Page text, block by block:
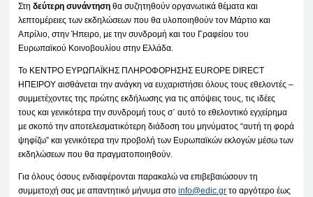
Στηδεύτερη συνάντηση θα συζητηθούν οργανωτικά θέματα και
λεπτομέρειες των εκδηλώσεων που θα υλοποιηθούν τον Μάρτιο και
Απρίλιο, στην Ήπειρο, με την συνδρομή και του Γραφείου του
Ευρωπαϊκού Κοινοβουλίου στην Ελλάδα.
Το ΚΕΝΤΡΟ ΕΥΡΩΠΑΪΚΗΣ ΠΛΗΡΟΦΟΡΗΣΗΣ EUROPE DIRECT
ΗΠΕΙΡΟΥ αισθάνεται την ανάγκη να ευχαριστήσει όλους τους εθελοντές –
συμμετέχοντες της πρώτης εκδήλωσης για τις απόψεις τους, τις ιδέες
τους και γενικότερα την συνδρομή τους σ΄ αυτό το εθελοντικό εγχείρημα
με σκοπό την αποτελεσματικότερη διάδοση του μηνύματος “αυτή τη φορά
ψηφίζω” και γενικότερα την προβολή των Ευρωπαϊκών εκλογών μέσω των
εκδηλώσεων που θα πραγματοποιηθούν.
Για όλους όσους ενδιαφέρονται παρακαλώ να επιβεβαιώσουν τη
συμμετοχή σας με απαντητικό μήνυμα στοinfo@edic.gr το αργότερο έως